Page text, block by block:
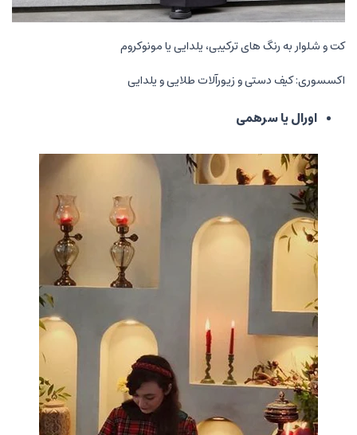
کت و شلوار به رنگ های ترکیبی، یلدایی یا مونوکروم
اکسسوری: کیف دستی و زیورآلات طلایی و یلدایی
اورال یا سرهمی